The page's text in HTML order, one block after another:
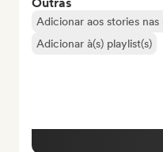
Adicionar aos stories nas
Adicionar à(s) playlist(s)